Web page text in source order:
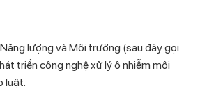
lượng và Môi trường (sau đây gọi
triển công nghệ xử lý ô nhiễm môi
luật.